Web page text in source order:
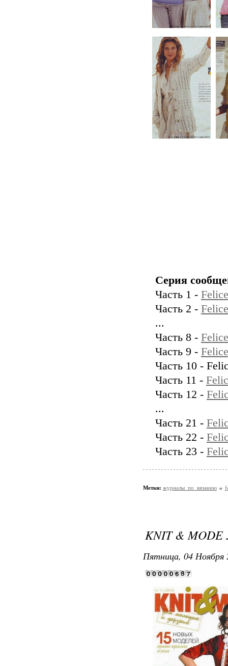
Серия
Часть 1 -
Часть 2 -
...
Часть 8 -
Часть 9 -
Часть 10 -
Часть 11 -
Часть 12 -
...
Часть 21 -
Часть 22 -
Часть 23 -
Метки: журналы_по_вязанию
KNIT &
Пятница, 04 Ноября